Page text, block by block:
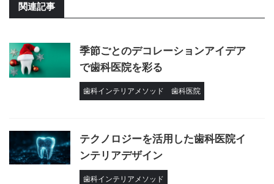
関連記事
季節ごとのデコレーションアイデア
で歯科医院を彩る
歯科インテリアメソッド 歯科医院
テクノロジーを活用した歯科医院イ
ンテリアデザイン
歯科インテリアメソッド